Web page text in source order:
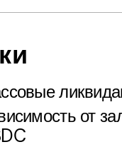
от